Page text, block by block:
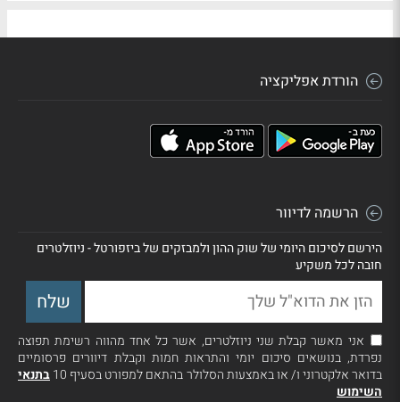
הורדת אפליקציה
הרשמה לדיוור
הירשם לסיכום היומי של שוק ההון ולמבזקים של ביזפורטל - ניוזלטרים
חובה לכל משקיע
אני מאשר קבלת שני ניוזלטרים, אשר כל אחד מהווה רשימת תפוצה
נפרדת, בנושאים סיכום יומי והתראות חמות וקבלת דיוורים פרסומיים
בדואר אלקטרוני ו/ או באמצעות הסלולר בהתאם למפורט בסעיף 10
בתנאי
השימוש